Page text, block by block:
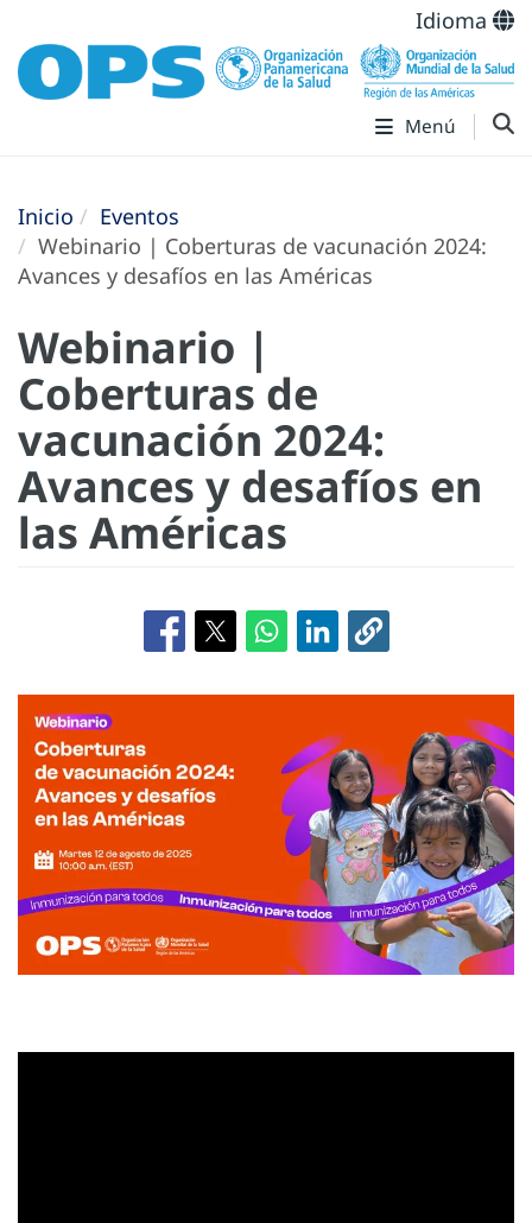
Idioma
Menú
Inicio
Eventos
Webinario | Coberturas de vacunación 2024:
Avances y desafíos en las Américas
Webinario |
Coberturas de
vacunación 2024:
Avances y desafíos en
las Américas